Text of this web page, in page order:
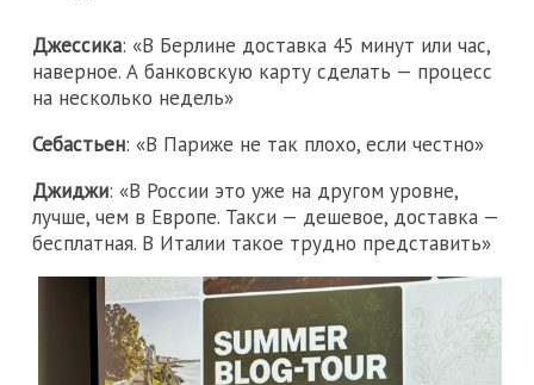
Джессика: «В Берлине доставка 45 минут или час,
наверное. А банковскую карту сделать — процесс
на несколько недель»
Себастьен: «В Париже не так плохо, если честно»
Джиджи: «В России это уже на другом уровне,
лучше, чем в Европе. Такси — дешевое, доставка —
бесплатная. В Италии такое трудно представить»